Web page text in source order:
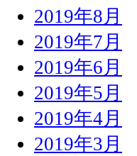
2019年8月
2019年7月
2019年6月
2019年5月
2019年4月
2019年3月